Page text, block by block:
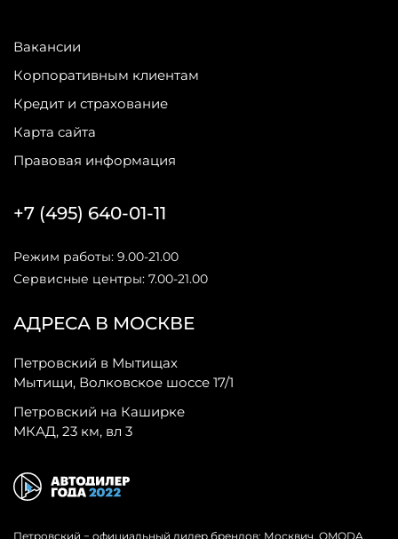
Вакансии
Корпоративным клиентам
Кредит и страхование
Карта сайта
Правовая информация
АДРЕСА В МОСКВЕ
Петровский в Мытищах
Мытищи, Волковское шоссе 17/1
Петровский на Каширке
МКАД, 23 км, вл 3
+7 (495) 640-01-11
Режим работы: 9.00-21.00
Сервисные центры: 7.00-21.00
Петровский − официальный дилер брендов: Москвич, OMODA,